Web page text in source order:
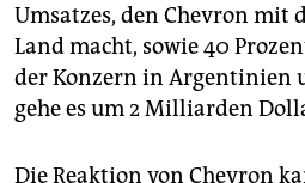
Umsatzes, den Chevron mit
Land macht, sowie 40
der Konzern in Argentinien
gehe es um 2 Milliarden
Die Reaktion von Chevron